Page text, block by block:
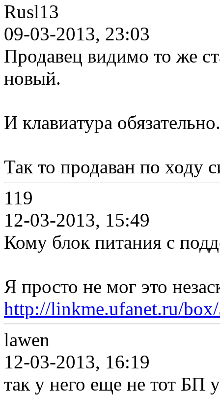
Rusl13
09-03-2013, 23:03
Продавец видимо то же
новый.
И клавиатура обязательно.
Так то продаван по ходу
119
12-03-2013, 15:49
Кому блок питания с
Я просто не мог это
http://linkme.ufanet.ru/
lawen
12-03-2013, 16:19
так у него еще не тот БП